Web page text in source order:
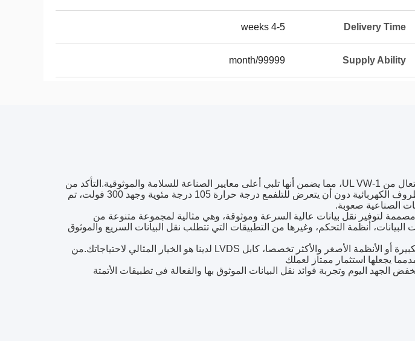
Delivery Time
4-5 weeks
Supply Ability
99999/month
كابلات LVDS لدينا لديها تصنيف قابلية للاشتعال من UL VW-1، مما يضمن أنها تلبي أعلى معايير الصناعة للسلامة والموثوقية.التأكد من
أنه يمكن أن يتحمل مجموعة متنوعة من الظروف الكهربائية دون أن يتعرض للتلفمع درجة حرارة 105 درجة مئوية وجهد 300 فولت، تم
الصناعية صعوبة.
مصممة لتوفير نقل بيانات عالية السرعة وموثوقة، وهي مثالية لمجموعة متنوعة من
البيانات، أنظمة التحكم، وغيرها من التطبيقات التي تتطلب نقل البيانات السريع والموثوق
سواء كنت تعمل مع أنظمة التشغيل الآلي الكبيرة أو الأنظمة الأصغر والأكثر تخصصا، كابل LVDS لدينا هو الخيار المثالي لاحتياجاتك.من
يجعلها استثمار ممتاز لعملك
الجهد اليوم وتجربة فوائد نقل البيانات الموثوق بها والفعالة في تطبيقات الأتمتة